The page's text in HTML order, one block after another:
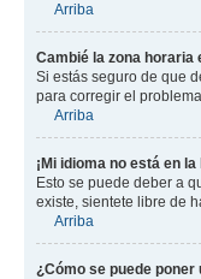
Arriba
Cambié la zona horaria
Si estás seguro de que
para corregir el
Arriba
¡Mi idioma no está en la
Esto se puede deber a
existe, sientete libre de
Arriba
¿Cómo se puede